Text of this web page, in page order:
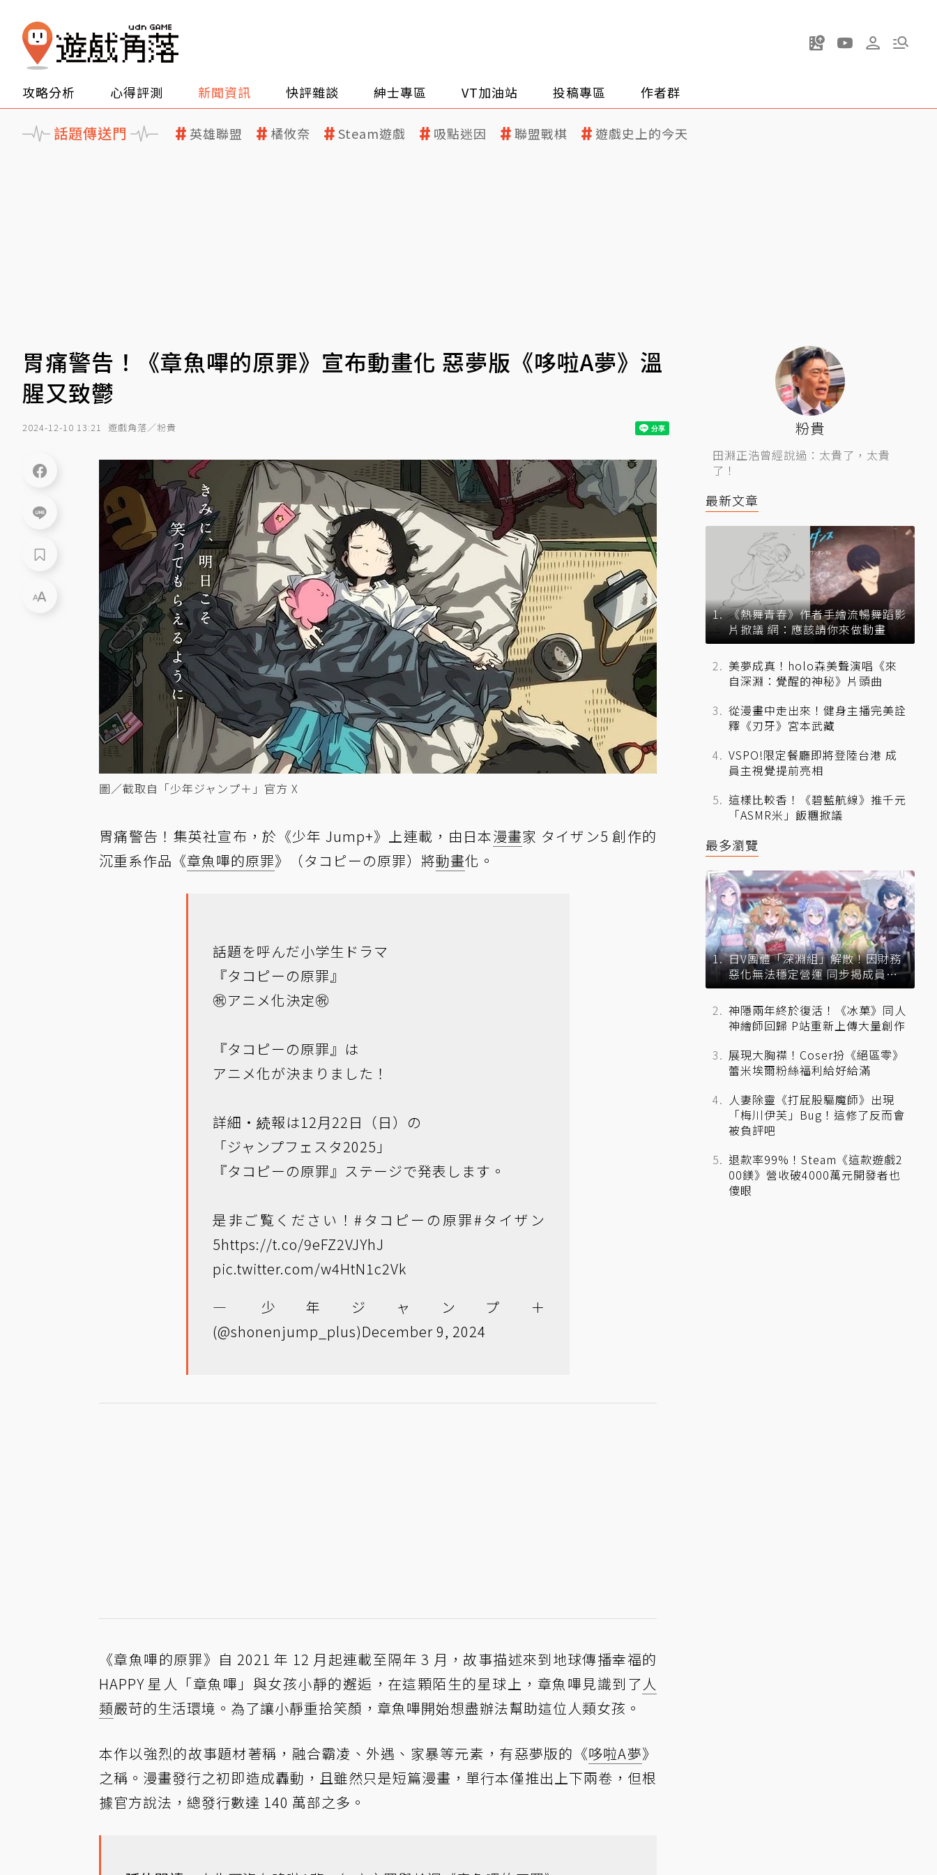
攻略分析 心得評測 新聞資訊 快評雜談 紳士專區 VT加油站 投稿專區 作者群
話題傳送門 英雄聯盟 橘攸奈 Steam遊戲 吸點迷因 聯盟戰棋 遊戲史上的今天
胃痛警告！《章魚嗶的原罪》宣布動畫化 惡夢版《哆啦A夢》溫
腥又致鬱
2024-12-10 13:21 遊戲角落／粉貴
圖／截取自「少年ジャンプ＋」官方 X
胃痛警告！集英社宣布，於《少年 Jump+》上連載，由日本漫畫家 タイザン5 創作的
沉重系作品《章魚嗶的原罪》（タコピーの原罪）將動畫化。
話題を呼んだ小学生ドラマ
『タコピーの原罪』
㊗️アニメ化決定㊗️
『タコピーの原罪』は
アニメ化が決まりました！
詳細・続報は12月22日（日）の
「ジャンプフェスタ2025」
『タコピーの原罪』ステージで発表します。
是非ご覧ください！#タコピーの原罪#タイザン
5https://t.co/9eFZ2VJYhJ
pic.twitter.com/w4HtN1c2Vk
— 少年ジャンプ＋
(@shonenjump_plus)December 9, 2024
《章魚嗶的原罪》自 2021 年 12 月起連載至隔年 3 月，故事描述來到地球傳播幸福的
HAPPY 星人「章魚嗶」與女孩小靜的邂逅，在這顆陌生的星球上，章魚嗶見識到了人
類嚴苛的生活環境。為了讓小靜重拾笑顏，章魚嗶開始想盡辦法幫助這位人類女孩。
本作以強烈的故事題材著稱，融合霸凌、外遇、家暴等元素，有惡夢版的《哆啦A夢》
之稱。漫畫發行之初即造成轟動，且雖然只是短篇漫畫，單行本僅推出上下兩卷，但根
據官方說法，總發行數達 140 萬部之多。
粉貴
田淵正浩曾經說過：太貴了，太貴
了！
最新文章
《熱舞青春》作者手繪流暢舞蹈影
片掀議 網：應該請你來做動畫
美夢成真！holo森美聲演唱《來
自深淵：覺醒的神秘》片頭曲
從漫畫中走出來！健身主播完美詮
釋《刃牙》宮本武藏
VSPO!限定餐廳即將登陸台港 成
員主視覺提前亮相
這樣比較香！《碧藍航線》推千元
「ASMR米」飯糰掀議
最多瀏覽
日V團體「深淵組」解散！因財務
惡化無法穩定營運 同步揭成員未
來去向
神隱兩年終於復活！《冰菓》同人
神繪師回歸 P站重新上傳大量創作
展現大胸襟！Coser扮《絕區零》
蕾米埃爾粉絲福利給好給滿
人妻除靈《打屁股驅魔師》出現
「梅川伊芙」Bug！這修了反而會
被負評吧
退款率99%！Steam《這款遊戲2
00鎂》營收破4000萬元開發者也
傻眼